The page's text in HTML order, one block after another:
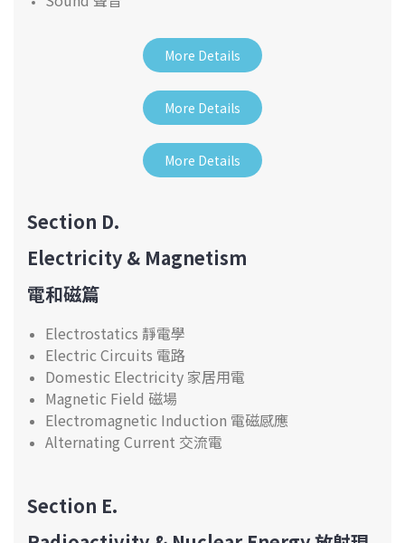
More Details
More Details
More Details
Section D.
Electricity & Magnetism
電和磁篇
Electrostatics 靜電學
Electric Circuits 電路
Domestic Electricity 家居用電
Magnetic Field 磁場
Electromagnetic Induction 電磁感應
Alternating Current 交流電
Section E.